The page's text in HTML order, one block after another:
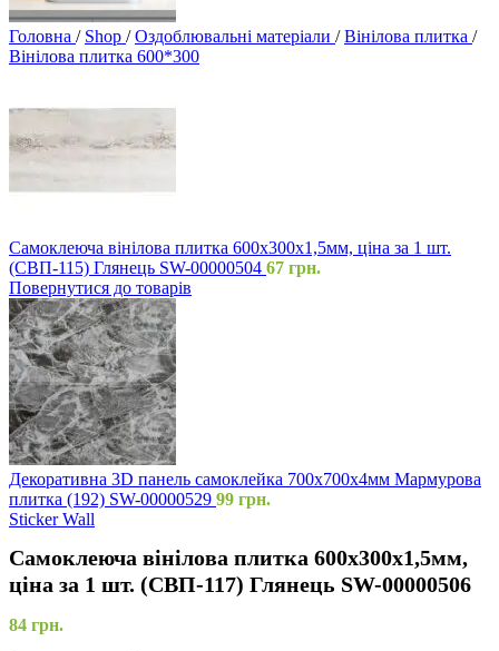
Головна / Shop / Оздоблювальні матеріали / Вінілова плитка /
Вінілова плитка 600*300
Самоклеюча вінілова плитка 600х300х1,5мм, ціна за 1 шт.
(СВП-115) Глянець SW-00000504 67 грн.
Повернутися до товарів
Декоративна 3D панель самоклейка 700х700х4мм Мармурова
плитка (192) SW-00000529 99 грн.
Sticker Wall
Самоклеюча вінілова плитка 600х300х1,5мм,
ціна за 1 шт. (СВП-117) Глянець SW-00000506
84 грн.